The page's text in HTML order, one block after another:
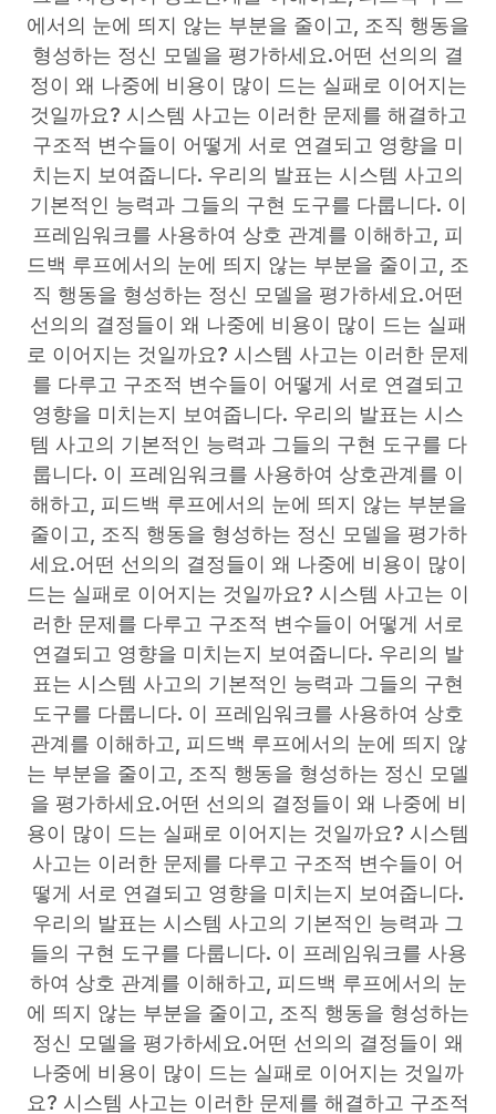
에서의 눈에 띄지 않는 부분을 줄이고, 조직 행동을
형성하는 정신 모델을 평가하세요.어떤 선의의 결
정이 왜 나중에 비용이 많이 드는 실패로 이어지는
것일까요? 시스템 사고는 이러한 문제를 해결하고
구조적 변수들이 어떻게 서로 연결되고 영향을 미
치는지 보여줍니다. 우리의 발표는 시스템 사고의
기본적인 능력과 그들의 구현 도구를 다룹니다. 이
프레임워크를 사용하여 상호 관계를 이해하고, 피
드백 루프에서의 눈에 띄지 않는 부분을 줄이고, 조
직 행동을 형성하는 정신 모델을 평가하세요.어떤
선의의 결정들이 왜 나중에 비용이 많이 드는 실패
로 이어지는 것일까요? 시스템 사고는 이러한 문제
를 다루고 구조적 변수들이 어떻게 서로 연결되고
영향을 미치는지 보여줍니다. 우리의 발표는 시스
템 사고의 기본적인 능력과 그들의 구현 도구를 다
룹니다. 이 프레임워크를 사용하여 상호관계를 이
해하고, 피드백 루프에서의 눈에 띄지 않는 부분을
줄이고, 조직 행동을 형성하는 정신 모델을 평가하
세요.어떤 선의의 결정들이 왜 나중에 비용이 많이
드는 실패로 이어지는 것일까요? 시스템 사고는 이
러한 문제를 다루고 구조적 변수들이 어떻게 서로
연결되고 영향을 미치는지 보여줍니다. 우리의 발
표는 시스템 사고의 기본적인 능력과 그들의 구현
도구를 다룹니다. 이 프레임워크를 사용하여 상호
관계를 이해하고, 피드백 루프에서의 눈에 띄지 않
는 부분을 줄이고, 조직 행동을 형성하는 정신 모델
을 평가하세요.어떤 선의의 결정들이 왜 나중에 비
용이 많이 드는 실패로 이어지는 것일까요? 시스템
사고는 이러한 문제를 다루고 구조적 변수들이 어
떻게 서로 연결되고 영향을 미치는지 보여줍니다.
우리의 발표는 시스템 사고의 기본적인 능력과 그
들의 구현 도구를 다룹니다. 이 프레임워크를 사용
하여 상호 관계를 이해하고, 피드백 루프에서의 눈
에 띄지 않는 부분을 줄이고, 조직 행동을 형성하는
정신 모델을 평가하세요.어떤 선의의 결정들이 왜
나중에 비용이 많이 드는 실패로 이어지는 것일까
요? 시스템 사고는 이러한 문제를 해결하고 구조적